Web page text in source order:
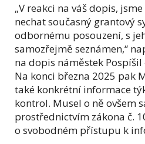
„V reakci na váš dopis,
nechat současný grantový
odbornému posouzení, s
samozřejmě seznámen,“
na dopis náměstek Pospíšil
Na konci března 2025 pak
také konkrétní informace
kontrol. Musel o ně ovšem
prostřednictvím zákona č.
o svobodném přístupu k